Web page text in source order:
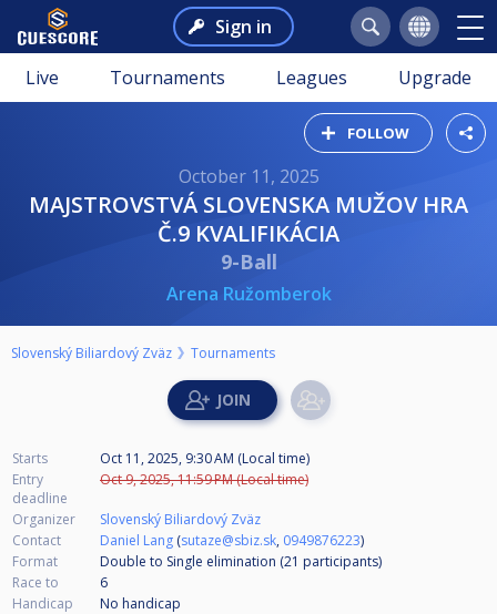
Sign in
Live Tournaments Leagues Upgrade
FOLLOW
October 11, 2025
MAJSTROVSTVÁ SLOVENSKA MUŽOV HRA
Č.9 KVALIFIKÁCIA
9-Ball
Arena Ružomberok
Slovenský Biliardový Zväz Tournaments
Starts
Oct 11, 2025, 9:30 AM (Local time)
Entry
deadline
Oct 9, 2025, 11:59 PM (Local time)
Organizer
Slovenský Biliardový Zväz
Contact
Daniel Lang (sutaze@sbiz.sk, 0949876223)
Format
Double to Single elimination (21 participants)
Race to
6
Handicap
No handicap